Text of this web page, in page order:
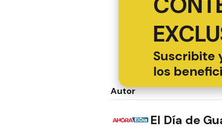
Suscribite
los
Autor
El Día de